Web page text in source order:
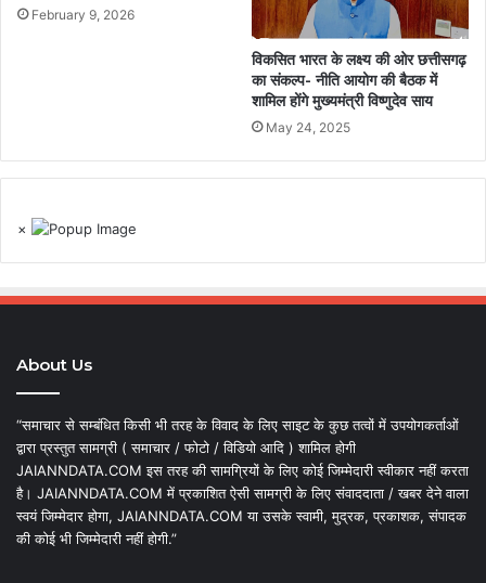
February 9, 2026
विकसित भारत के लक्ष्य की ओर छत्तीसगढ़
का संकल्प- नीति आयोग की बैठक में
शामिल होंगे मुख्यमंत्री विष्णुदेव साय
May 24, 2025
×
About Us
“समाचार से सम्बंधित किसी भी तरह के विवाद के लिए साइट के कुछ तत्वों में उपयोगकर्ताओं
द्वारा प्रस्तुत सामग्री ( समाचार / फोटो / विडियो आदि ) शामिल होगी
JAIANNDATA.COM इस तरह की सामग्रियों के लिए कोई जिम्मेदारी स्वीकार नहीं करता
है। JAIANNDATA.COM में प्रकाशित ऐसी सामग्री के लिए संवाददाता / खबर देने वाला
स्वयं जिम्मेदार होगा, JAIANNDATA.COM या उसके स्वामी, मुद्रक, प्रकाशक, संपादक
की कोई भी जिम्मेदारी नहीं होगी.”